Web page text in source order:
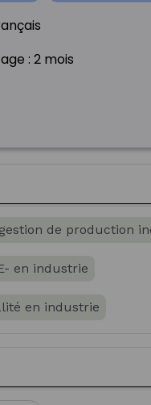
:2 mois
de production
en industrie
en industrie
de projet